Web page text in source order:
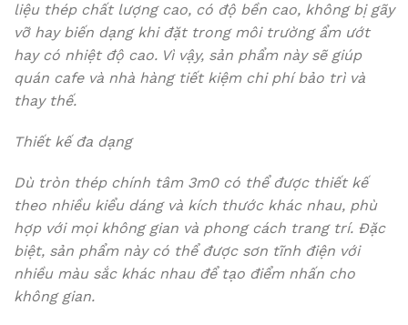
liệu thép chất lượng cao, có độ bền cao, không bị gãy
vỡ hay biến dạng khi đặt trong môi trường ẩm ướt
hay có nhiệt độ cao. Vì vậy, sản phẩm này sẽ giúp
quán cafe và nhà hàng tiết kiệm chi phí bảo trì và
thay thế.
Thiết kế đa dạng
Dù tròn thép chính tâm 3m0 có thể được thiết kế
theo nhiều kiểu dáng và kích thước khác nhau, phù
hợp với mọi không gian và phong cách trang trí. Đặc
biệt, sản phẩm này có thể được sơn tĩnh điện với
nhiều màu sắc khác nhau để tạo điểm nhấn cho
không gian.